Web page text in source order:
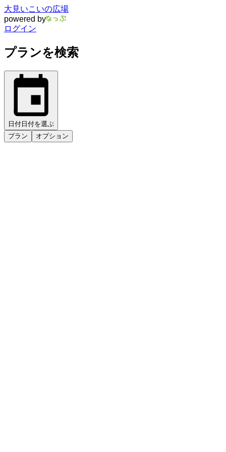
大見いこいの広場
powered by
ログイン
プランを検索
日付 日付を選ぶ
プラン
オプション